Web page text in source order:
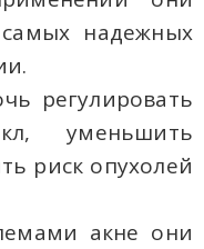
надежных
регулировать
уменьшить
риск опухолей
акне они